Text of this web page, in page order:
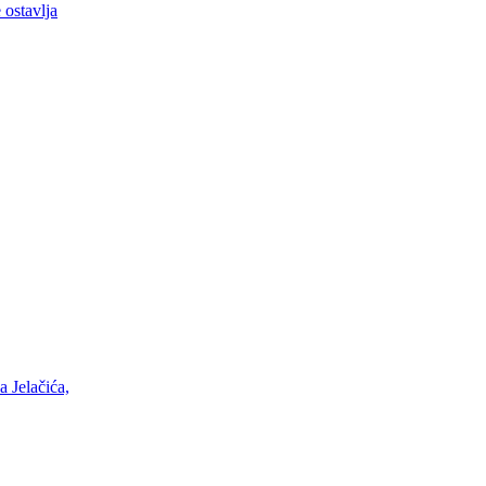
ostavlja
Jelačića,